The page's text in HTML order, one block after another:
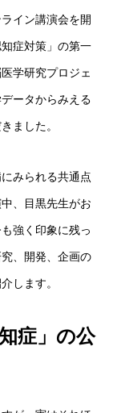
イン講演会を開
症対策」の第一
学研究プロジェ
ータからみえる
ました。
みられる共通点
、目黒先生がお
強く印象に残っ
、開発、企画の
します。
症」の公